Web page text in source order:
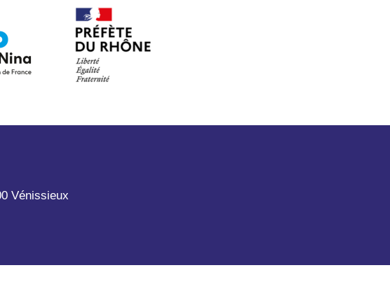
Vénissieux